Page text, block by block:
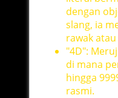
dengan
slang, ia
rawak
"4D":
di mana
hingga
rasmi.